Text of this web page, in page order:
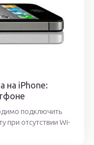
на iPhone:
подключить
при отсутствии Wi-